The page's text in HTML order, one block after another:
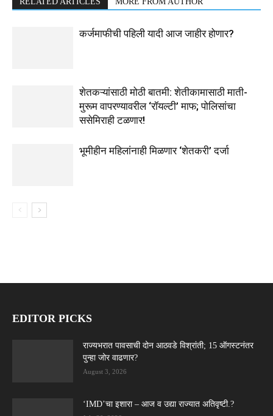
कर्जमाफीची पहिली यादी आज जाहीर होणार?
शेतकऱ्यांसाठी मोठी बातमी: शेतीकामासाठी माती-
मुरूम वापरण्यावरील ‘रॉयल्टी’ माफ; पोलिसांचा
ससेमिराही टळणार!
भूमीहीन महिलांनाही मिळणार ‘शेतकरी’ दर्जा
EDITOR PICKS
राज्यभरात पावसाची दोन आठवडे विश्रांती; 15 ऑगस्टनंतर
पुन्हा जोर वाढणार?
August 3, 2026
‘IMD’चा इशारा – आज व उद्या राज्यात अतिवृष्टी.?